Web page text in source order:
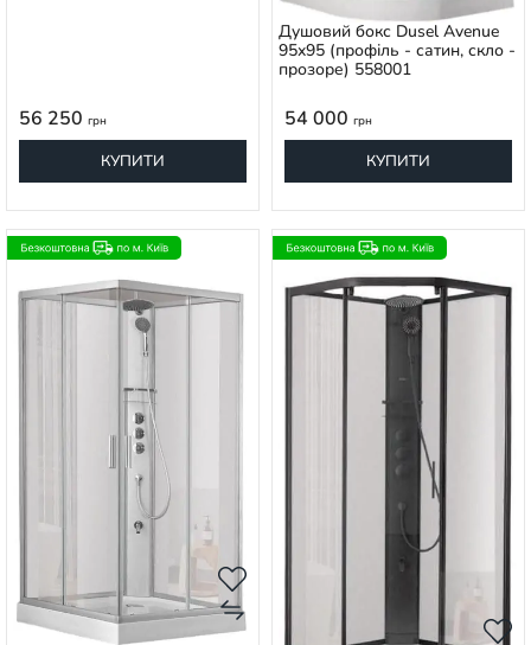
56 250 грн
КУПИТИ
Душовий бокс Dusel Avenue
95x95 (профіль - сатин, скло -
прозоре) 558001
54 000 грн
КУПИТИ